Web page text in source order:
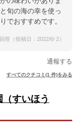
旬の海の幸を使っ
でおすすめです。
答（投稿日：2022/6/ 2）
通報する
すべてのクチコミ(1 件)をみる
すいほう